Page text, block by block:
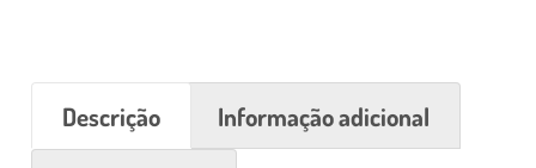
Descrição Informação adicional